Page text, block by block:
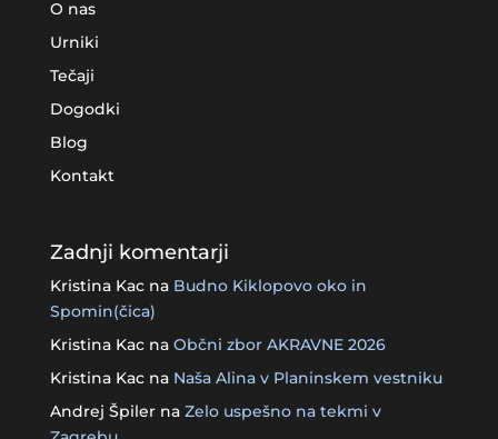
O nas
Urniki
Tečaji
Dogodki
Blog
Kontakt
Zadnji komentarji
Kristina Kacna Budno Kiklopovo oko in
Spomin(čica)
Kristina Kacna Občni zbor AKRAVNE 2026
Kristina Kacna Naša Alina v Planinskem vestniku
Andrej Špilerna Zelo uspešno na tekmi v